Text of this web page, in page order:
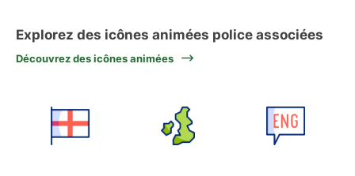
Explorez des icônes animées police associées
Découvrez des icônes animées